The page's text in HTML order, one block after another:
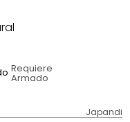
Requiere
Armado
Japandi